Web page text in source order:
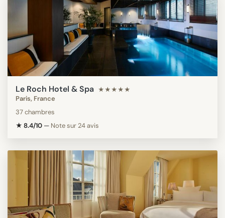
Le Roch Hotel & Spa ★★★★★
Paris, France
37 chambres
★ 8.4/10 — Note sur 24 avis